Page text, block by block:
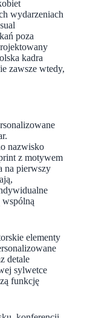
wydarzeniach
poza
kadra
zawsze wtedy,
nazwisko
z motywem
na pierwszy
elementy
detale
sylwetce
funkcję